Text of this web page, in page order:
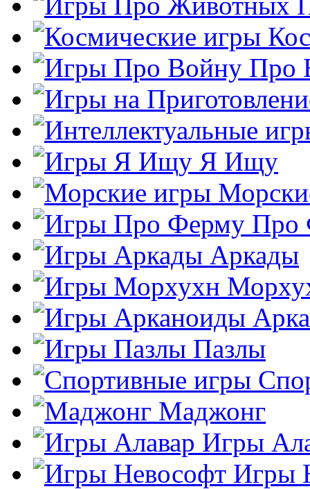
Про
Я Ищу
Про
Аркады
Пазлы
Маджонг
Игры
Игры